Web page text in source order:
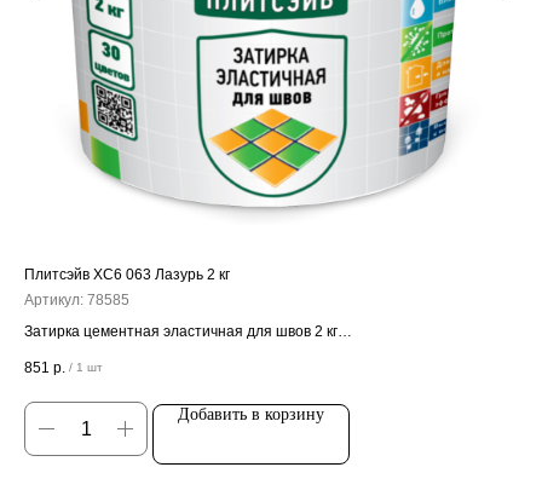
Плитсэйв ХС6 063 Лазурь 2 кг
Артикул: 78585
Затирка цементная эластичная для швов 2 кг
Цена за штуку
851 р. / 1 шт
Добавить в корзину